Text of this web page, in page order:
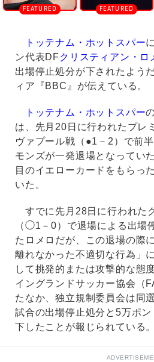
トッテナム・ホットスパー
ン代表DFクリスティアン・ロ
出場停止処分が下されたよう
ィア『BBC』が伝えている。
トッテナム・ホットスパー
は、先月20日に行われたプレ
ヴァプール戦（●1－2）で前
モンズが一発退場となってい
目のイエローカードをもらっ
いた。
すでに先月28日に行われた
（◯1－0）で退場による出場
たロメロだが、この退場の際
離れなかった不適切な行為」
して挑発的または攻撃的な態
イングランドサッカー協会（
たなか、独立規制委員会は同
試合の出場停止処分と5万ポ
下したことが報じられている。